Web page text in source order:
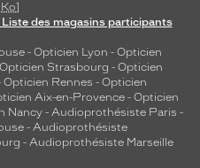
Ko]
Liste des magasins participants
- Opticien Lyon - Opticien
Opticien Strasbourg - Opticien
Opticien Rennes - Opticien
Aix-en-Provence - Opticien
Nancy - Audioprothésiste Paris -
- Audioprothésiste
- Audioprothésiste Marseille